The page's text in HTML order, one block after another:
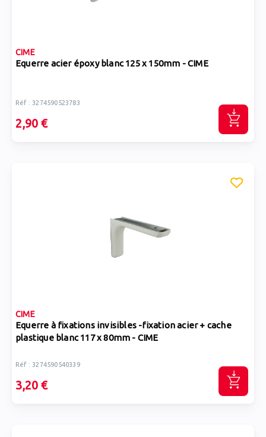
CIME
Equerre acier époxy blanc 125 x 150mm - CIME
Réf : 3274590523783
2,90 €
CIME
Equerre à fixations invisibles -fixation acier + cache
plastique blanc 117 x 80mm - CIME
Réf : 3274590540339
3,20 €